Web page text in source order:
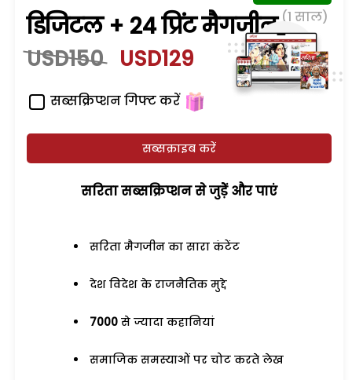
डिजिटल + 24 प्रिंट मैगजीन (1 साल)
USD150 USD129
सब्सक्रिप्शन गिफ्ट करें
सब्सक्राइब करें
सरिता सब्सक्रिप्शन से जुड़ेें और पाएं
सरिता मैगजीन का सारा कंटेंट
देश विदेश के राजनैतिक मुद्दे
7000 से ज्यादा कहानियां
समाजिक समस्याओं पर चोट करते लेख